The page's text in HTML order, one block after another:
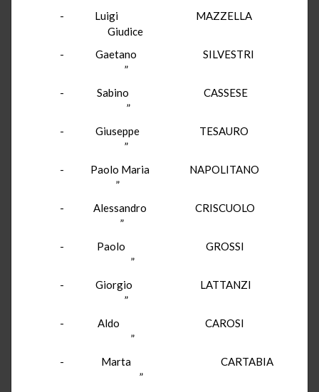
- Luigi MAZZELLA
Giudice
- Gaetano SILVESTRI
”
- Sabino CASSESE
”
- Giuseppe TESAURO
”
- Paolo Maria NAPOLITANO
”
- Alessandro CRISCUOLO
”
- Paolo GROSSI
”
- Giorgio LATTANZI
”
- Aldo CAROSI
”
- Marta CARTABIA
”